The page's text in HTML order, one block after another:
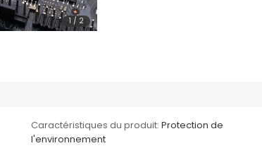
1 / 2
Caractéristiques du produit: Protection de
l'environnement